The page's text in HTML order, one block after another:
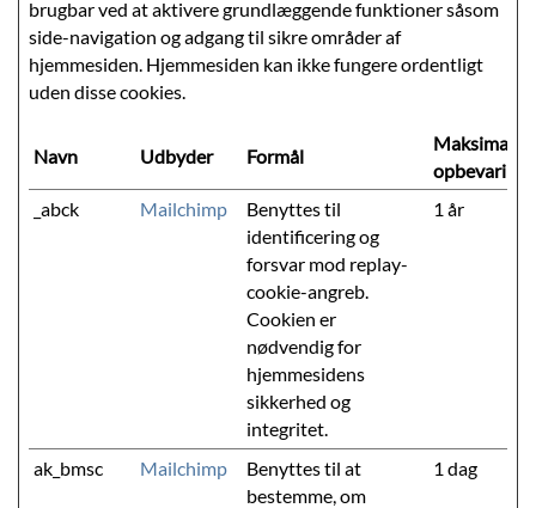
brugbar ved at aktivere grundlæggende funktioner såsom
side-navigation og adgang til sikre områder af
hjemmesiden. Hjemmesiden kan ikke fungere ordentligt
uden disse cookies.
Navn Udbyder Formål
Maksimal
_abck
Mailchimp
Benyttes til
identificering og
forsvar mod replay-
cookie-angreb.
Cookien er
nødvendig for
hjemmesidens
sikkerhed og
integritet.
1 år
ak_bmsc Mailchimp
Benyttes til at
bestemme, om
1 dag